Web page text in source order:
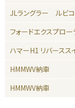
JLラングラー ルビ
フォードエクスプロ
ハマーH1 リバースス
HMMWV納車
HMMWV納車